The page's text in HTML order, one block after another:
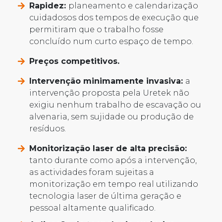
Rapidez: planeamento e calendarização
cuidadosos dos tempos de execução que
permitiram que o trabalho fosse
concluído num curto espaço de tempo.
Preços competitivos.
Intervenção minimamente invasiva: a
intervenção proposta pela Uretek não
exigiu nenhum trabalho de escavação ou
alvenaria, sem sujidade ou produção de
resíduos.
Monitorização laser de alta precisão:
tanto durante como após a intervenção,
as actividades foram sujeitas a
monitorização em tempo real utilizando
tecnologia laser de última geração e
pessoal altamente qualificado.